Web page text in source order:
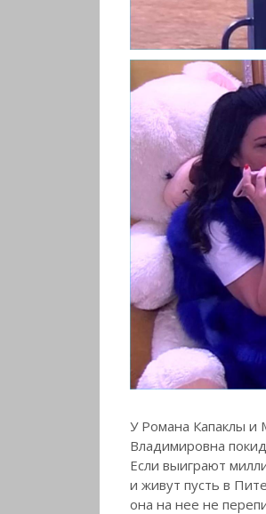
У Романа Капаклы и
Владимировна
Если выиграют
и живут пусть в
она на нее не